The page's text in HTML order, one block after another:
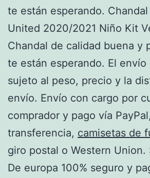
te están esperando.
United 2020/2021 Niño Kit
Chandal de calidad buena y
te están esperando. El envío
sujeto al peso, precio y la
envío. Envío con cargo por
comprador y pago vía
transferencia, camisetas de
giro postal o Western Union.
De europa 100% seguro y